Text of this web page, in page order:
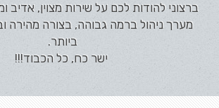
ברצוני להודות לכם על שירות מצוין, אדיב
מערך ניהול ברמה גבוהה, בצורה מהירה
ביותר.
ישר כח, כל הכבוד!!!